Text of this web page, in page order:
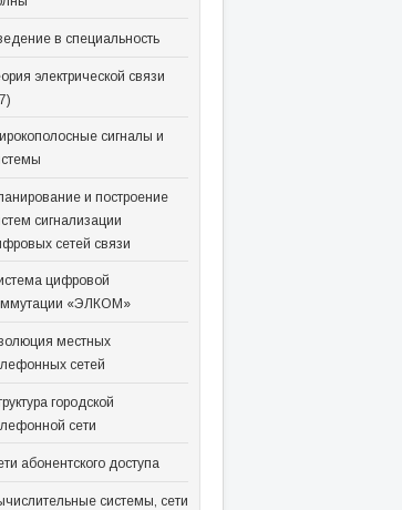
в специальность
электрической связи
сигналы и
и построение
сигнализации
сетей связи
цифровой
«ЭЛКОМ»
местных
сетей
городской
сети
абонентского доступа
системы, сети